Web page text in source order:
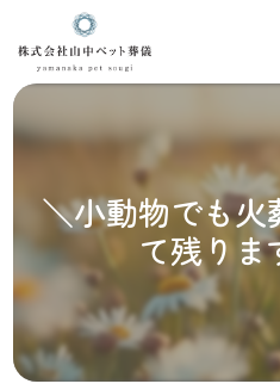
＼小動物でも
て残りま